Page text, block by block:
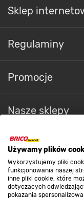
Używamy plików
Wykorzystujemy pliki
funkcjonowania naszej
inne pliki cookie, które
dotyczących
pokazania
Sklep
Regulaminy
Promocje
Nasze sklepy
O nas
Kontakt do